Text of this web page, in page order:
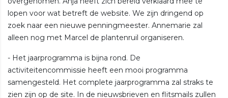
lopen voor wat betreft de website. We zijn dringend op
zoek naar een nieuwe penningmeester. Annemarie zal
alleen nog met Marcel de plantenruil organiseren.
- Het jaarprogramma is bijna rond. De
activiteitencommissie heeft een mooi programma
samengesteld. Het complete jaarprogramma zal straks te
zien zijn op de site. In de nieuwsbrieven en flitsmails zullen